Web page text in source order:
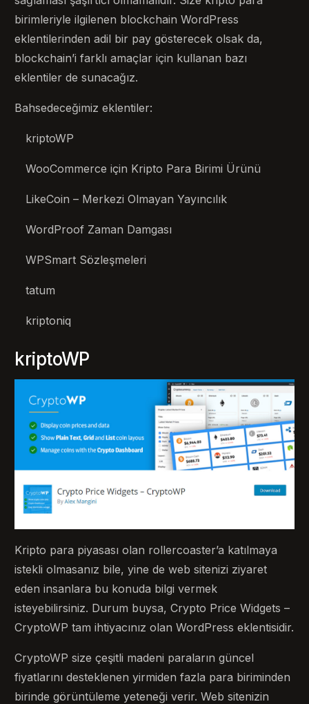
birimleriyle ilgilenen blockchain WordPress
eklentilerinden adil bir pay gösterecek olsak da,
blockchain’i farklı amaçlar için kullanan bazı
eklentiler de sunacağız.
Bahsedeceğimiz eklentiler:
kriptoWP
WooCommerce için Kripto Para Birimi Ürünü
LikeCoin – Merkezi Olmayan Yayıncılık
WordProof Zaman Damgası
WPSmart Sözleşmeleri
tatum
kriptoniq
kriptoWP
Kripto para piyasası olan rollercoaster’a katılmaya
istekli olmasanız bile, yine de web sitenizi ziyaret
eden insanlara bu konuda bilgi vermek
isteyebilirsiniz. Durum buysa, Crypto Price Widgets –
CryptoWP tam ihtiyacınız olan WordPress eklentisidir.
CryptoWP size çeşitli madeni paraların güncel
fiyatlarını desteklenen yirmiden fazla para biriminden
birinde görüntüleme yeteneği verir. Web sitenizin